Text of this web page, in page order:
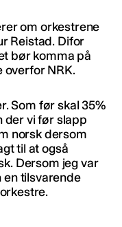
om orkestrene
Reistad. Difor
bør komma på
overfor NRK.
Som før skal 35%
der vi før slapp
norsk dersom
til at også
Dersom jeg var
en tilsvarende